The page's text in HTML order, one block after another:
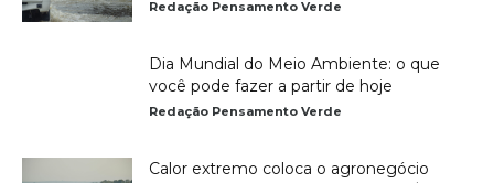
Redação Pensamento Verde
Dia Mundial do Meio Ambiente: o que
você pode fazer a partir de hoje
Redação Pensamento Verde
Calor extremo coloca o agronegócio